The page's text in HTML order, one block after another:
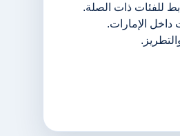
للفئات ذات الصلة.
الإمارات.